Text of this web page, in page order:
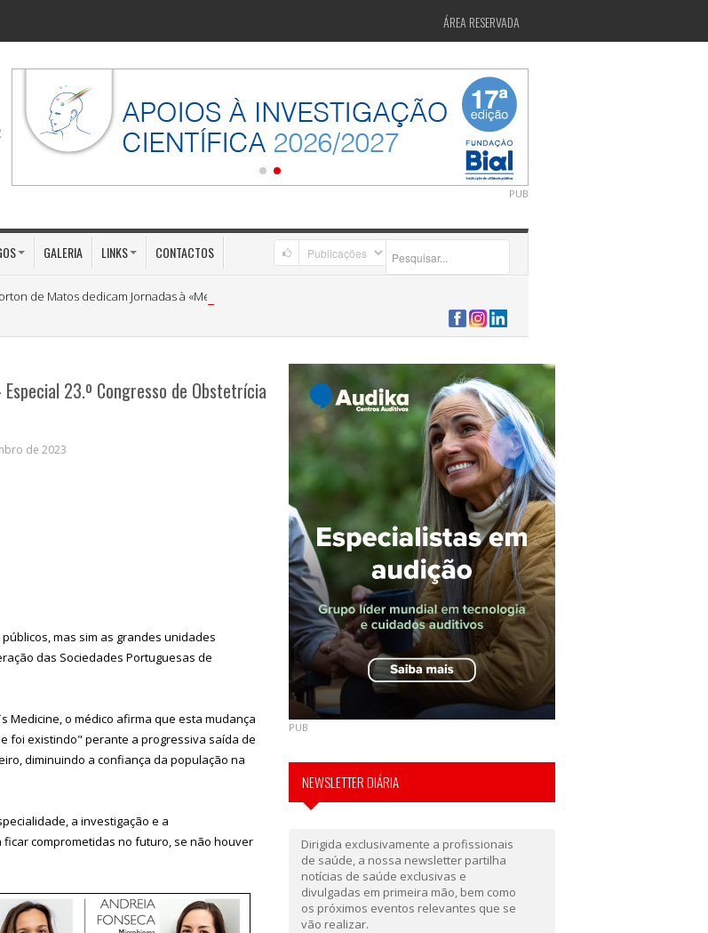
ÁREA RESERVADA
PUB
GALERIA LINKS CONTACTOS
de Matos dedicam Jornadas à «Medicina Preventiva»
23.º Congresso de Obstetrícia
de 2023
mas sim as grandes unidades
das Sociedades Portuguesas de
Medicine, o médico afirma que esta mudança
foi existindo" perante a progressiva saída de
diminuindo a confiança da população na
a investigação e a
comprometidas no futuro, se não houver
PUB
NEWSLETTER DIÁRIA
Dirigida exclusivamente a profissionais
de saúde, a nossa newsletter partilha
notícias de saúde exclusivas e
divulgadas em primeira mão, bem como
os próximos eventos relevantes que se
vão realizar.